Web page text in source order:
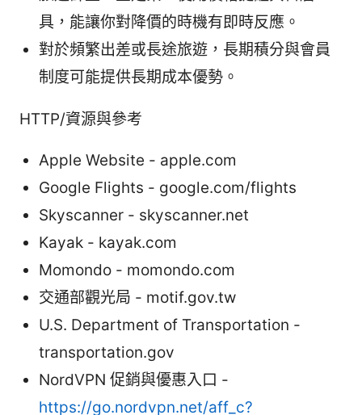
具，能讓你對降價的時機有即時反應。
對於頻繁出差或長途旅遊，長期積分與會員
制度可能提供長期成本優勢。
HTTP/資源與參考
Apple Website - apple.com
Google Flights - google.com/flights
Skyscanner - skyscanner.net
Kayak - kayak.com
Momondo - momondo.com
交通部觀光局 - motif.gov.tw
U.S. Department of Transportation -
transportation.gov
NordVPN 促銷與優惠入口 -
https://go.nordvpn.net/aff_c?